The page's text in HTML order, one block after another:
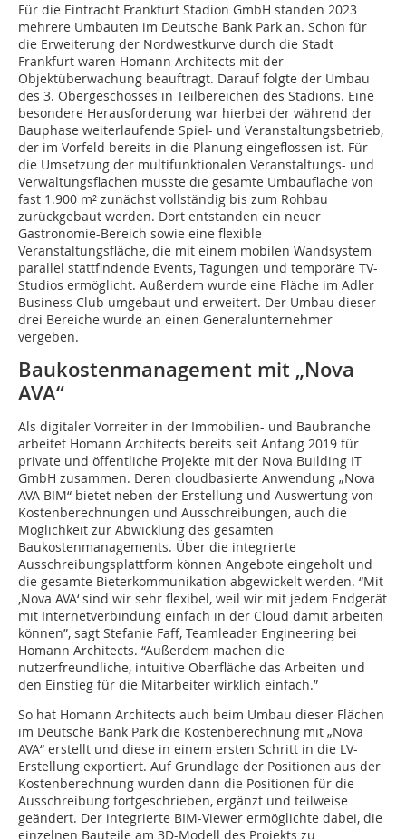
Für die Eintracht Frankfurt Stadion GmbH standen 2023
mehrere Umbauten im Deutsche Bank Park an. Schon für
die Erweiterung der Nordwestkurve durch die Stadt
Frankfurt waren Homann Architects mit der
Objektüberwachung beauftragt. Darauf folgte der Umbau
des 3. Obergeschosses in Teilbereichen des Stadions. Eine
besondere Herausforderung war hierbei der während der
Bauphase weiterlaufende Spiel- und Veranstaltungsbetrieb,
der im Vorfeld bereits in die Planung eingeflossen ist. Für
die Umsetzung der multifunktionalen Veranstaltungs- und
Verwaltungsflächen musste die gesamte Umbaufläche von
fast 1.900 m² zunächst vollständig bis zum Rohbau
zurückgebaut werden. Dort entstanden ein neuer
Gastronomie-Bereich sowie eine flexible
Veranstaltungsfläche, die mit einem mobilen Wandsystem
parallel stattfindende Events, Tagungen und temporäre TV-
Studios ermöglicht. Außerdem wurde eine Fläche im Adler
Business Club umgebaut und erweitert. Der Umbau dieser
drei Bereiche wurde an einen Generalunternehmer
vergeben.
Baukostenmanagement mit „Nova
AVA“
Als digitaler Vorreiter in der Immobilien- und Baubranche
arbeitet Homann Architects bereits seit Anfang 2019 für
private und öffentliche Projekte mit der Nova Building IT
GmbH zusammen. Deren cloudbasierte Anwendung „Nova
AVA BIM“ bietet neben der Erstellung und Auswertung von
Kostenberechnungen und Ausschreibungen, auch die
Möglichkeit zur Abwicklung des gesamten
Baukostenmanagements. Über die integrierte
Ausschreibungsplattform können Angebote eingeholt und
die gesamte Bieterkommunikation abgewickelt werden. “Mit
‚Nova AVA‘ sind wir sehr flexibel, weil wir mit jedem Endgerät
mit Internetverbindung einfach in der Cloud damit arbeiten
können”, sagt Stefanie Faff, Teamleader Engineering bei
Homann Architects. “Außerdem machen die
nutzerfreundliche, intuitive Oberfläche das Arbeiten und
den Einstieg für die Mitarbeiter wirklich einfach.”
So hat Homann Architects auch beim Umbau dieser Flächen
im Deutsche Bank Park die Kostenberechnung mit „Nova
AVA“ erstellt und diese in einem ersten Schritt in die LV-
Erstellung exportiert. Auf Grundlage der Positionen aus der
Kostenberechnung wurden dann die Positionen für die
Ausschreibung fortgeschrieben, ergänzt und teilweise
geändert. Der integrierte BIM-Viewer ermöglichte dabei, die
einzelnen Bauteile am 3D-Modell des Projekts zu